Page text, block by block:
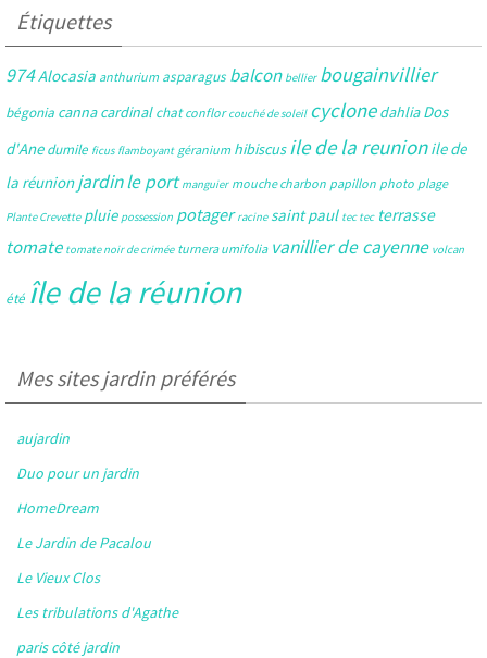
Étiquettes
974Alocasia anthurium asparagus balcon bellier bougainvillier
bégonia canna cardinal chat conflor couché de soleil cyclone dahlia Dos
d'Ane dumile ficus flamboyant géranium hibiscus ile de la reunion ile de
la réunion jardinle port manguier mouche charbon papillon photo plage
Plante Crevette pluie possession potager racine saint paul tec tec terrasse
tomate tomate noir de crimée turnera umifolia vanillier de cayenne volcan
été île de la réunion
Mes sites jardin préférés
aujardin
Duo pour un jardin
HomeDream
Le Jardin de Pacalou
Le Vieux Clos
Les tribulations d'Agathe
paris côté jardin